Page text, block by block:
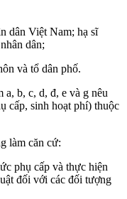
dân Việt Nam; hạ sĩ
dân;
và tổ dân phố.
b, c, d, đ, e và g nêu
cấp, sinh hoạt phí) thuộc
làm căn cứ:
phụ cấp và thực hiện
đối với các đối tượng